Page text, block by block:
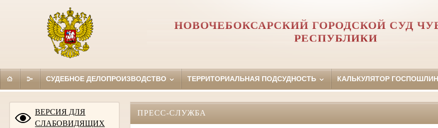
НОВОЧЕБОКСАРСКИЙ ГОРОДСКОЙ СУД
РЕСПУБЛИКИ
СУДЕБНОЕ ДЕЛОПРОИЗВОДСТВО ТЕРРИТОРИАЛЬНАЯ ПОДСУДНОСТЬ КАЛЬКУЛЯТОР
ВЕРСИЯ ДЛЯ
СЛАБОВИДЯЩИХ
ПРЕСС-СЛУЖБА